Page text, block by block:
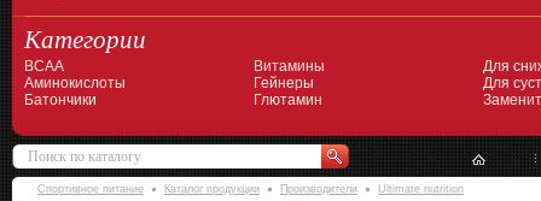
Категории
BCAA
Аминокислоты
Батончики
Витамины
Гейнеры
Глютамин
Для
Для
Спортивное питание Каталог продукции Производители Ultimate nutrition